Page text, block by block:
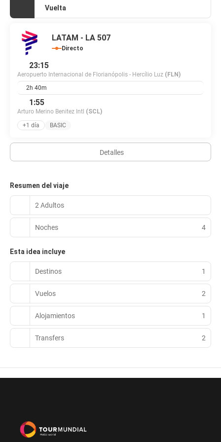
Vuelta
LATAM - LA 507
Directo
23:15
Aeropuerto Internacional de Florianópolis - Hercílio Luz (FLN)
2h 40m
1:55
Arturo Merino Benitez Intl (SCL)
+1 día
BASIC
Detalles
Resumen del viaje
2 Adultos
Noches 4
Esta idea incluye
Destinos 1
Vuelos 2
Alojamientos 1
Transfers 2